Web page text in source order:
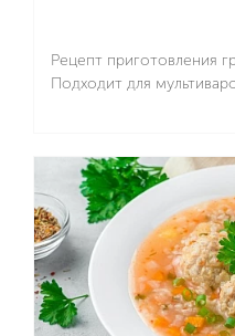
Рецепт приготовления
Подходит для